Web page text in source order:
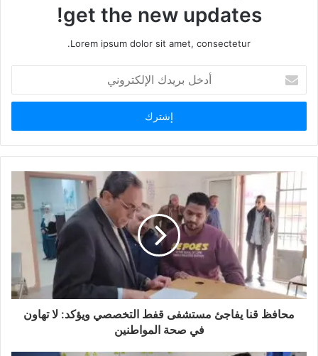
get the new updates!
Lorem ipsum dolor sit amet, consectetur.
بريدك
الإلكتروني
محافظ قنا يفاجئ مستشفى قفط التخصصي ويؤكد: لا تهاون
في صحة المواطنين